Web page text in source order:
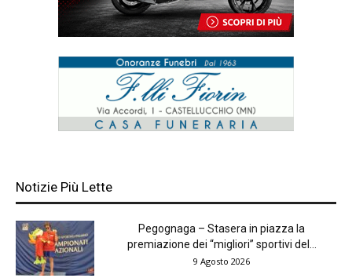
Notizie Più Lette
Pegognaga – Stasera in piazza la
premiazione dei “migliori” sportivi del...
9 Agosto 2026